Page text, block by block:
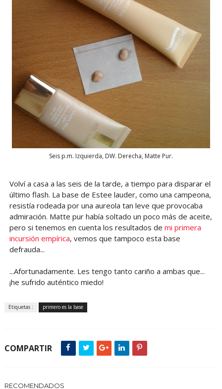
Seis p.m. Izquierda, DW. Derecha, Matte Pur.
Volví a casa a las seis de la tarde, a tiempo para disparar el
último flash. La base de Estee lauder, como una campeona,
resistía rodeada por una aureola tan leve que provocaba
admiración. Matte pur había soltado un poco más de aceite,
pero si tenemos en cuenta los resultados de mi primera
incursión empírica, vemos que tampoco esta base
defrauda...
...Afortunadamente. Les tengo tanto cariño a ambas que...
¡he sufrido auténtico miedo!
Etiquetas : primero es la base
COMPARTIR
RECOMENDADOS